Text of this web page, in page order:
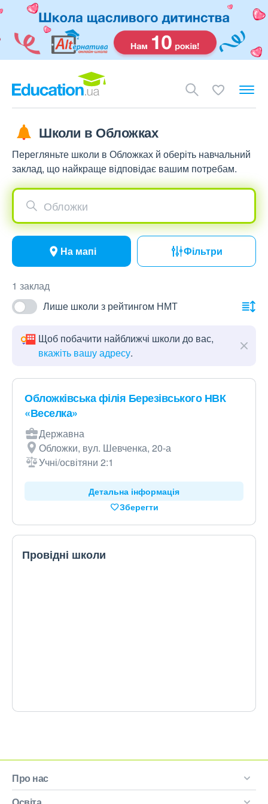
Школи в Обложках
Перегляньте школи в Обложках й оберіть навчальний
заклад, що найкраще відповідає вашим потребам.
Обложки
На мапі Фільтри
1 заклад
Лише школи з рейтингом НМТ
Щоб побачити найближчі школи до вас,
вкажіть вашу адресу.
Обложківська філія Березівського НВК
«Веселка»
Державна
Обложки, вул. Шевченка, 20-а
Учні/освітяни 2:1
Детальна інформація
Зберегти
Провідні школи
Про нас